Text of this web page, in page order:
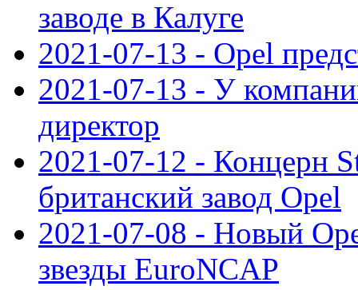
заводе в Калуге
2021-07-13 - Opel
2021-07-13 - У
директор
2021-07-12 - Концерн
британский завод Opel
2021-07-08 - Новый
звезды EuroNCAP